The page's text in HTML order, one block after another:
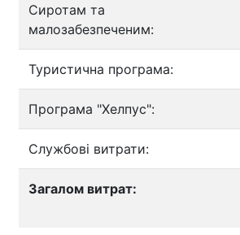
Сиротам та
малозабезпеченим:
Туристична програма:
Програма "Хелпус":
Службові витрати:
Загалом витрат: